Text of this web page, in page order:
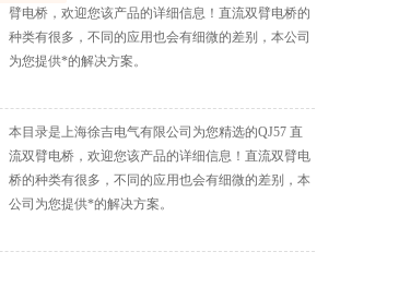
臂电桥，欢迎您该产品的详细信息！直流双臂电桥的
种类有很多，不同的应用也会有细微的差别，本公司
为您提供*的解决方案。
本目录是上海徐吉电气有限公司为您精选的QJ57 直
流双臂电桥，欢迎您该产品的详细信息！直流双臂电
桥的种类有很多，不同的应用也会有细微的差别，本
公司为您提供*的解决方案。